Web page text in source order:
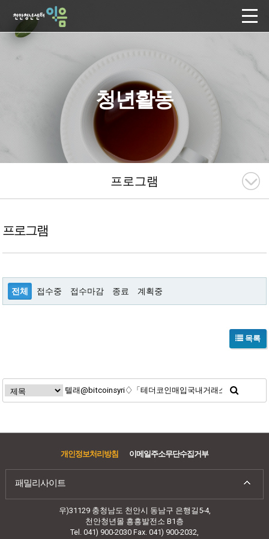
청년활동
프로그램
프로그램
전체 접수중 접수마감 종료 계획중
목록
개인정보처리방침 이메일주소무단수집거부
패밀리사이트
우)31129 충청남도 천안시 동남구 은행길5-4,
천안청년몰 흥흥발전소 B1층
Tel. 041) 900-2030 Fax. 041) 900-2032,